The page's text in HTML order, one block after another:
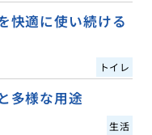
快適に使い続ける
トイレ
多様な用途
生活